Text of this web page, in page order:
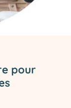
pour